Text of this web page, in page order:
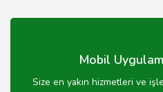
sosyal medya gibi çeşitli
Mobil
Size en yakın hizmetleri ve